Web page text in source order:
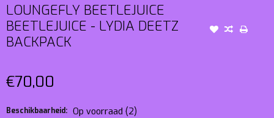
LOUNGEFLY BEETLEJUICE
BEETLEJUICE - LYDIA DEETZ
BACKPACK
€70,00
Beschikbaarheid: Op voorraad (2)